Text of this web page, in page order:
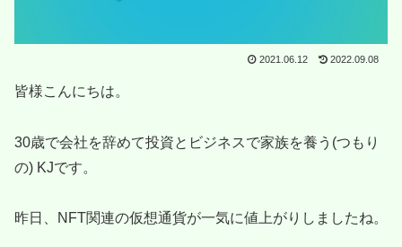
2021.06.12 2022.09.08
皆様こんにちは。
30歳で会社を辞めて投資とビジネスで家族を養う(つもり
の) KJです。
昨日、NFT関連の仮想通貨が一気に値上がりしましたね。